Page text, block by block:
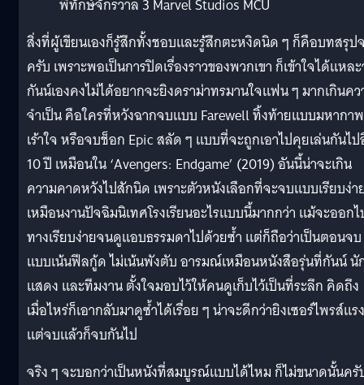
สิ่งที่ผู้เขียนเองก็รู้สึกทั้งชอบและรู้สึกตะหงิดนิด ๆ ก็คือบทสรุป
ครับ เพราะพอเป็นการปิดเรื่องราวของพวกเขา ก็เข้าใจได้แหล
กันน์เองคงไม่ได้อยากจะยิงดราม่าทรมานใจแฟน ๆ มากเกินค
จำเป็น คือใครที่หวังฉากจบแบบ Farewell ทิ้งท้ายแบบมหากา
เร้าใจ หรือจบช็อก Epic สลัด ๆ แบบที่จะถูกเอาไปคุยเล่นกันไ
10 ปี เหมือนใน ‘Avengers: Endgame’ (2019) อันนี้น่าจะเกิน
ความคาดหวังไปสักนิด เพราะตัวหนังเลือกที่จะจบแบบเรียบง่า
เหมือนงานปัจฉิมนิเทศโรงเรียนอะไรแบบนี้มากกว่า แม้จะออก
ทางเรียบง่ายจนดูแอบธรรมดาไปด้วยซ้ำ แต่ก็ถือว่าเป็นตอนจบ
แบบเน้นฟีลกู้ด ไม่เน้นพังตับ อารมณ์เหมือนหนังสือรุ่นที่กันน์ นั
แสดง และทีมงาน ตั้งใจมอบไว้ให้คนดูเก็บไว้เป็นที่ระลึก คิดถึง
เมื่อไหร่ก็เอากลับมาดูซ้ำได้เรื่อย ๆ น่าจะดีกว่ายิงเซอร์ไพรส์แร
แต่จบแล้วก็จบกันไป
จริง ๆ จะบอกว่าเป็นหนังที่สมบูรณ์แบบได้ไหม ก็ไม่ขนาดนั้นครั